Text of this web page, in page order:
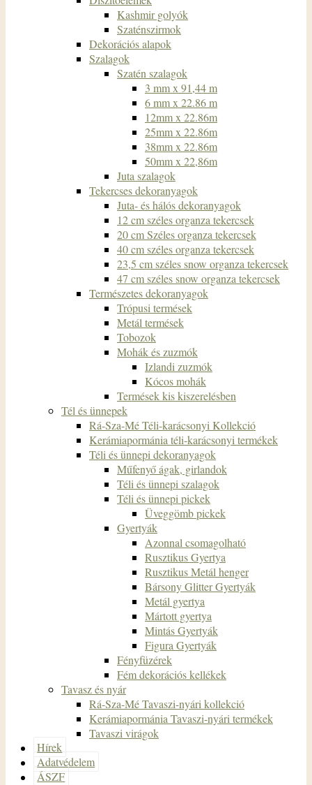
Kashmir golyók
Szaténszirmok
Dekorációs alapok
Szalagok
Szatén szalagok
3 mm x 91,44 m
6 mm x 22.86 m
12mm x 22.86m
25mm x 22.86m
38mm x 22.86m
50mm x 22,86m
Juta szalagok
Tekercses dekoranyagok
Juta- és hálós dekoranyagok
12 cm széles organza tekercsek
20 cm Széles organza tekercsek
40 cm széles organza tekercsek
23,5 cm széles snow organza tekercsek
47 cm széles snow organza tekercsek
Természetes dekoranyagok
Trópusi termések
Metál termések
Tobozok
Mohák és zuzmók
Izlandi zuzmók
Kócos mohák
Termések kis kiszerelésben
Tél és ünnepek
Rá-Sza-Mé Téli-karácsonyi Kollekció
Kerámiapormánia téli-karácsonyi termékek
Téli és ünnepi dekoranyagok
Műfenyő ágak, girlandok
Téli és ünnepi szalagok
Téli és ünnepi pickek
Üveggömb pickek
Gyertyák
Azonnal csomagolható
Rusztikus Gyertya
Rusztikus Metál henger
Bársony Glitter Gyertyák
Metál gyertya
Mártott gyertya
Mintás Gyertyák
Figura Gyertyák
Fényfüzérek
Fém dekorációs kellékek
Tavasz és nyár
Rá-Sza-Mé Tavaszi-nyári kollekció
Kerámiapormánia Tavaszi-nyári termékek
Tavaszi virágok
Hírek
Adatvédelem
ÁSZF